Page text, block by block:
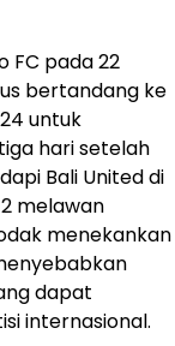
FC pada 22
bertandang ke
untuk
hari setelah
Bali United di
melawan
menekankan
dapat
internasional.